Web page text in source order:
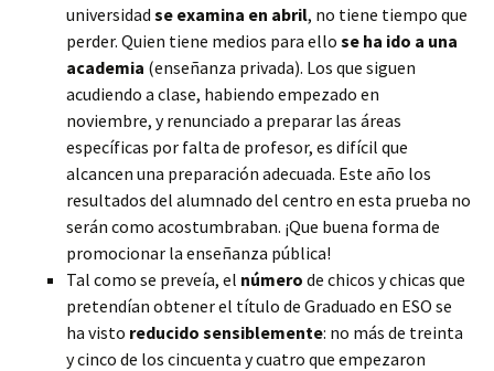
universidad se examina en abril, no tiene tiempo que
perder. Quien tiene medios para ello se ha ido a una
academia (enseñanza privada). Los que siguen
acudiendo a clase, habiendo empezado en
noviembre, y renunciado a preparar las áreas
específicas por falta de profesor, es difícil que
alcancen una preparación adecuada. Este año los
resultados del alumnado del centro en esta prueba no
serán como acostumbraban. ¡Que buena forma de
promocionar la enseñanza pública!
Tal como se preveía, el número de chicos y chicas que
pretendían obtener el título de Graduado en ESO se
ha visto reducido sensiblemente: no más de treinta
y cinco de los cincuenta y cuatro que empezaron